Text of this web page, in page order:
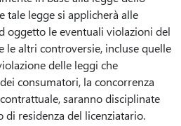
tale legge si applicherà alle
oggetto le eventuali violazioni del
le altri controversie, incluse quelle
delle leggi che
consumatori, la concorrenza
saranno disciplinate
di residenza del licenziatario.